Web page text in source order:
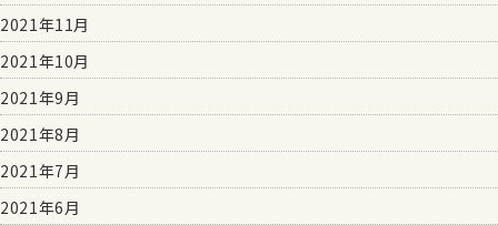
2021年11月
2021年10月
2021年9月
2021年8月
2021年7月
2021年6月